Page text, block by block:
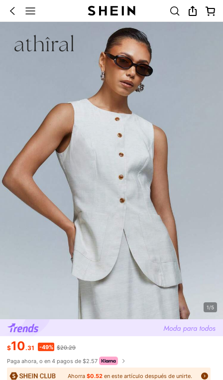
1/5
$10.31 -49% $20.29
Paga ahora, o en 4 pagos de $2.57
Ahorra $0.52en este artículo después de unirte.